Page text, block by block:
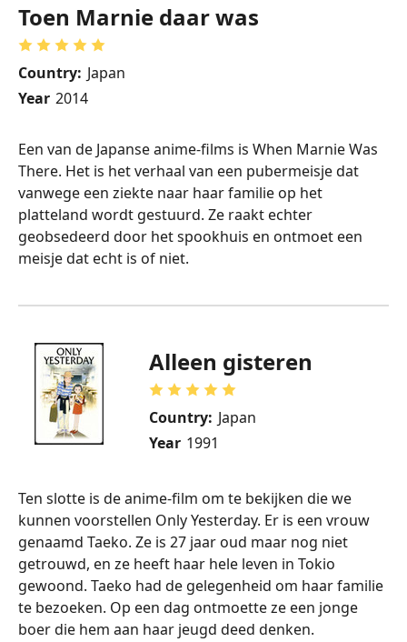
Toen Marnie daar was
Country: Japan
Year 2014
Een van de Japanse anime-films is When Marnie Was
There. Het is het verhaal van een pubermeisje dat
vanwege een ziekte naar haar familie op het
platteland wordt gestuurd. Ze raakt echter
geobsedeerd door het spookhuis en ontmoet een
meisje dat echt is of niet.
Alleen gisteren
Country: Japan
Year 1991
Ten slotte is de anime-film om te bekijken die we
kunnen voorstellen Only Yesterday. Er is een vrouw
genaamd Taeko. Ze is 27 jaar oud maar nog niet
getrouwd, en ze heeft haar hele leven in Tokio
gewoond. Taeko had de gelegenheid om haar familie
te bezoeken. Op een dag ontmoette ze een jonge
boer die hem aan haar jeugd deed denken.